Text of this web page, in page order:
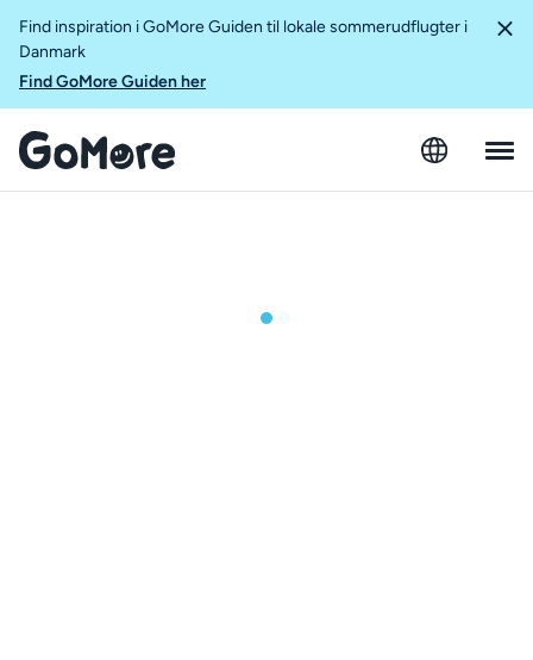
Find inspiration i GoMore Guiden til lokale sommerudflugter i
Danmark
Find GoMore Guiden her